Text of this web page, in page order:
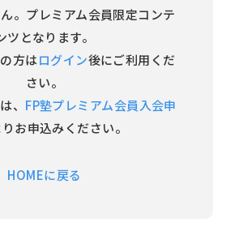
。プレミアム会員限定コンテ
ツとなります。
方はログイン後にご利用くだ
さい。
、 FP塾プレミアム会員入会申
お申込みください。
HOMEに戻る